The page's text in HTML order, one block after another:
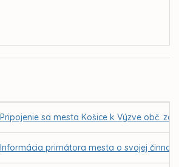
Pripojenie sa mesta Košice k Výzve obč.
Informácia primátora mesta o svojej